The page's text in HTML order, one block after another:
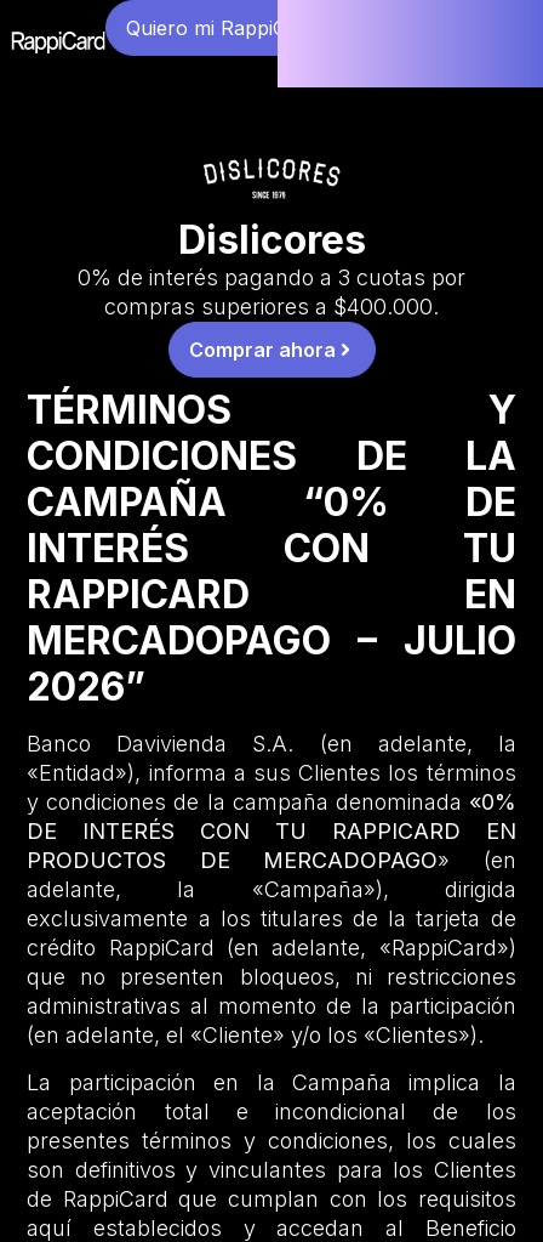
Quiero mi RappiCard
Dislicores
0% de interés pagando a 3 cuotas por
compras superiores a $400.000.
Comprar ahora
TÉRMINOS Y
CONDICIONES DE LA
CAMPAÑA “0% DE
INTERÉS CON TU
RAPPICARD EN
MERCADOPAGO – JULIO
2026”
Banco Davivienda S.A. (en adelante, la
«Entidad»), informa a sus Clientes los términos
y condiciones de la campaña denominada «0%
DE INTERÉS CON TU RAPPICARD EN
PRODUCTOS DE MERCADOPAGO» (en
adelante, la «Campaña»), dirigida
exclusivamente a los titulares de la tarjeta de
crédito RappiCard (en adelante, «RappiCard»)
que no presenten bloqueos, ni restricciones
administrativas al momento de la participación
(en adelante, el «Cliente» y/o los «Clientes»).
La participación en la Campaña implica la
aceptación total e incondicional de los
presentes términos y condiciones, los cuales
son definitivos y vinculantes para los Clientes
de RappiCard que cumplan con los requisitos
aquí establecidos y accedan al Beneficio